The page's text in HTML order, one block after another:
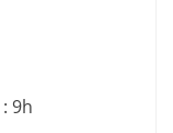
: 9h